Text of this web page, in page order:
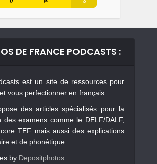
DE FRANCE PODCASTS :
est un site de ressources pour
vous perfectionner en français.
des articles spécialisés pour la
des examens comme le DELF/DALF,
TEF mais aussi des explications
et de phonétique.
by Depositphotos